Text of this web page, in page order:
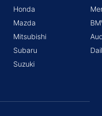
Honda
Mazda
Mitsubishi
Subaru
Suzuki